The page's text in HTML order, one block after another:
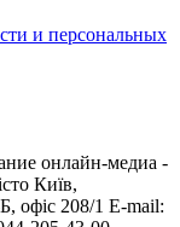
и персональных
онлайн-медиа -
Київ,
208/1 E-mail: